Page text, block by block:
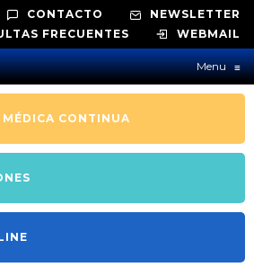
CONTACTO
NEWSLETTER
FRECUENTES
WEBMAIL
Menu≡
MÉDICA CONTINUA